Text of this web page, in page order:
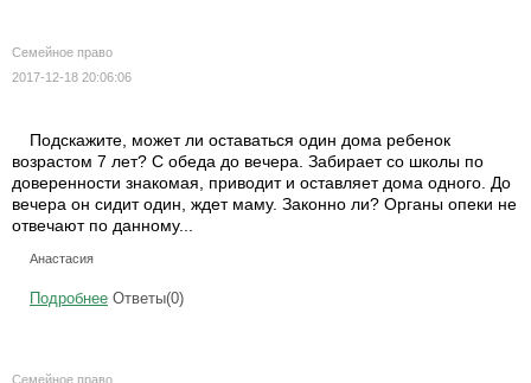
Семейное право
2017-12-18 20:06:06
Подскажите, может ли оставаться один дома ребенок
возрастом 7 лет? С обеда до вечера. Забирает со школы по
доверенности знакомая, приводит и оставляет дома одного. До
вечера он сидит один, ждет маму. Законно ли? Органы опеки не
отвечают по данному...
Анастасия
Подробнее Ответы(0)
Семейное право